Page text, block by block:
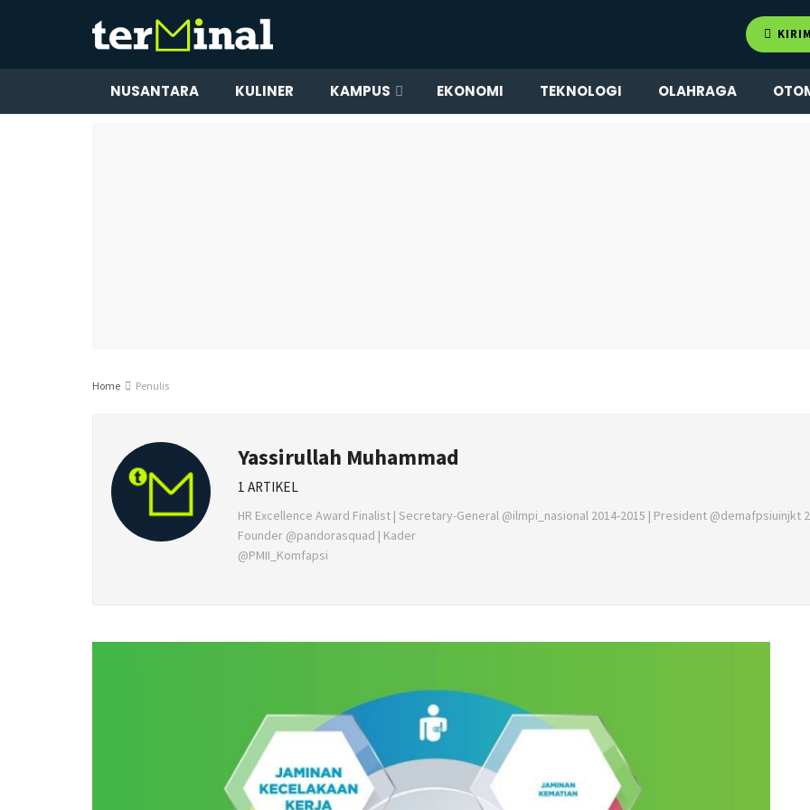
NUSANTARA KULINER KAMPUS EKONOMI TEKNOLOGI OLAHRAGA
Home Penulis
Yassirullah Muhammad
1 ARTIKEL
HR Excellence Award Finalist | Secretary-General @ilmpi_nasional 2014-2015 | President @demafpsiuinjkt
Founder @pandorasquad | Kader
@PMII_Komfapsi